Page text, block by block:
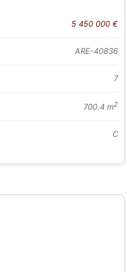
5 450 000 €
ARE-40836
7
700.4 m2
C